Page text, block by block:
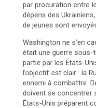
par procuration entre
dépens des
de jeunes sont
Washington ne s’en
était une guerre sous-
partie par les États-
l’objectif est clair : la
ennemi à combattre.
doivent se concentrer
États-Unis préparent